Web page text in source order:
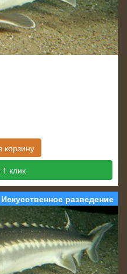
корзину
клик
Искусственное разведение